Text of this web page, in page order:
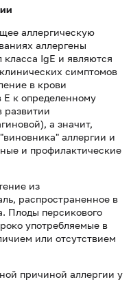
аллергическую
аллергены
IgE и являются
симптомов
в крови
Е к определенному
развитии
а значит,
аллергии и
и профилактические
из
распространенное в
Плоды персикового
употребляемые в
или отсутствием
причиной аллергии у